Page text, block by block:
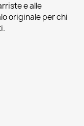
e alle
originale per chi